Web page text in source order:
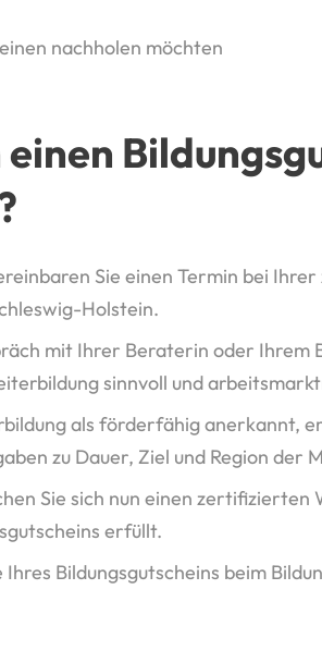
nachholen möchten
Sie einen Termin bei
Holstein.
mit Ihrer Beraterin oder Ihrem
sinnvoll und
als förderfähig anerkannt,
zu Dauer, Ziel und Region der
Sie sich nun einen
erfüllt.
Ihres Bildungsgutscheins beim